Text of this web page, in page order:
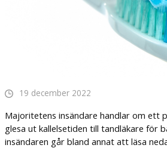
19 december 2022
Majoritetens insändare handlar om ett
glesa ut kallelsetiden till tandläkare för
insändaren går bland annat att läsa